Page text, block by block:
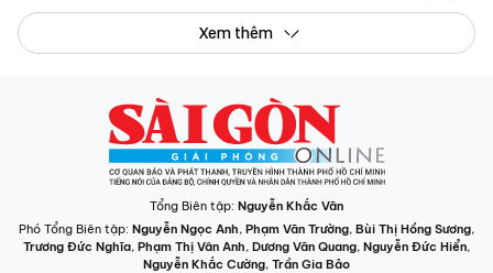
Xem thêm
Tổng Biên tập: Nguyễn Khắc Văn
Phó Tổng Biên tập: Nguyễn Ngọc Anh, Phạm Văn Trường, Bùi Thị Hồng Sương,
Trương Đức Nghĩa, Phạm Thị Vân Anh, Dương Văn Quang, Nguyễn Đức Hiển,
Nguyễn Khắc Cường, Trần Gia Bảo